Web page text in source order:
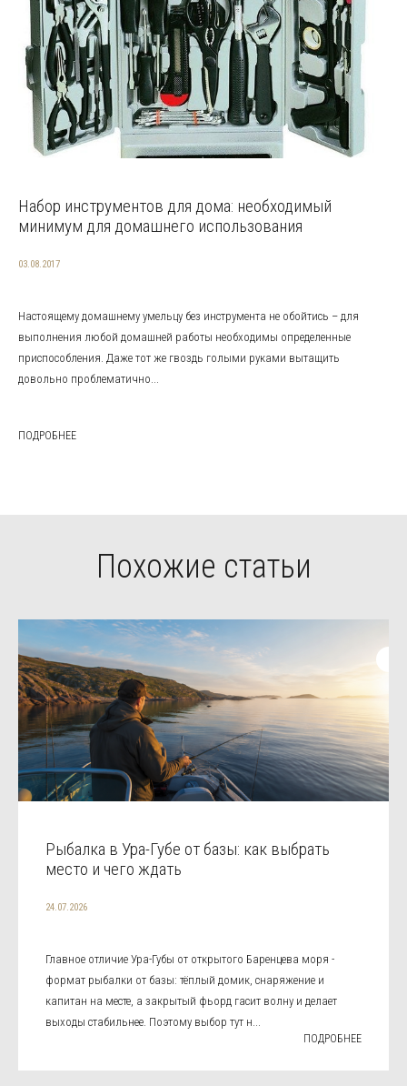
Набор инструментов для дома: необходимый
минимум для домашнего использования
03.08.2017
Настоящему домашнему умельцу без инструмента не обойтись – для
выполнения любой домашней работы необходимы определенные
приспособления. Даже тот же гвоздь голыми руками вытащить
довольно проблематично...
ПОДРОБНЕЕ
Похожие статьи
Рыбалка в Ура-Губе от базы: как выбрать
место и чего ждать
24.07.2026
Главное отличие Ура-Губы от открытого Баренцева моря -
формат рыбалки от базы: тёплый домик, снаряжение и
капитан на месте, а закрытый фьорд гасит волну и делает
выходы стабильнее. Поэтому выбор тут н...
ПОДРОБНЕЕ